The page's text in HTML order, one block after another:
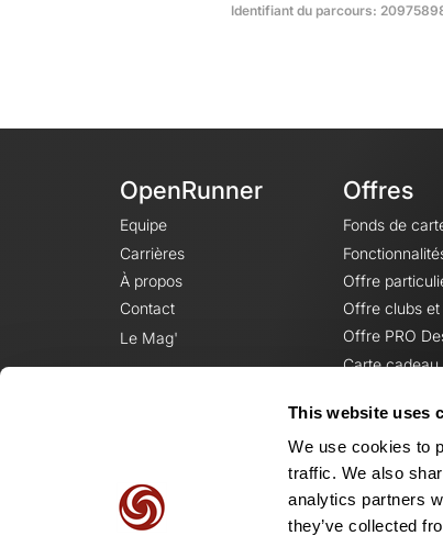
This website uses
We use cookies to
traffic. We also
analytics partners
they’ve collected
Identifiant du parcours:
OpenRunner
Equipe
Carrières
À propos
Contact
Le Mag'
Offres
Fonds de
Offre
Offre clubs
Offre PRO
Carte cadeau